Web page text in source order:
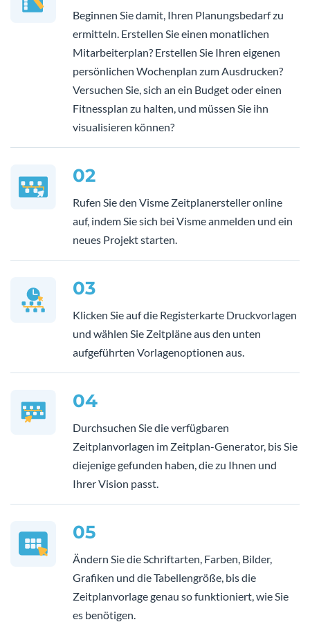
Beginnen Sie damit, Ihren Planungsbedarf zu
ermitteln. Erstellen Sie einen monatlichen
Mitarbeiterplan? Erstellen Sie Ihren eigenen
persönlichen Wochenplan zum Ausdrucken?
Versuchen Sie, sich an ein Budget oder einen
Fitnessplan zu halten, und müssen Sie ihn
visualisieren können?
02
Rufen Sie den Visme Zeitplanersteller online
auf, indem Sie sich bei Visme anmelden und ein
neues Projekt starten.
03
Klicken Sie auf die Registerkarte Druckvorlagen
und wählen Sie Zeitpläne aus den unten
aufgeführten Vorlagenoptionen aus.
04
Durchsuchen Sie die verfügbaren
Zeitplanvorlagen im Zeitplan-Generator, bis Sie
diejenige gefunden haben, die zu Ihnen und
Ihrer Vision passt.
05
Ändern Sie die Schriftarten, Farben, Bilder,
Grafiken und die Tabellengröße, bis die
Zeitplanvorlage genau so funktioniert, wie Sie
es benötigen.